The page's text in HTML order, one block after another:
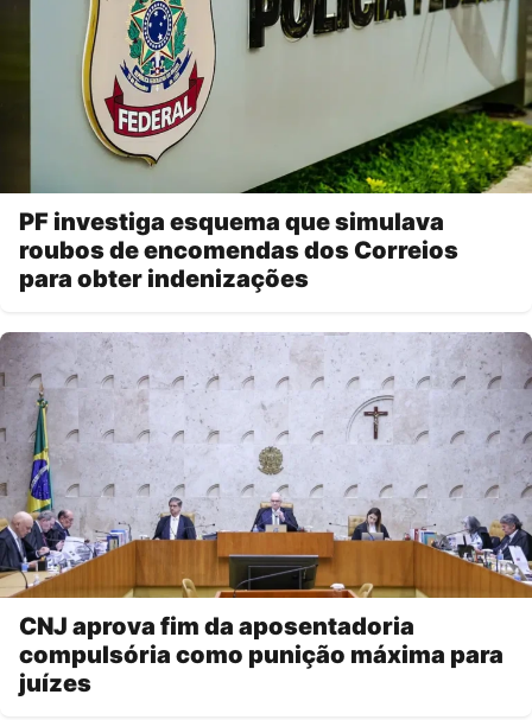
PF investiga esquema que simulava
roubos de encomendas dos Correios
para obter indenizações
CNJ aprova fim da aposentadoria
compulsória como punição máxima para
juízes